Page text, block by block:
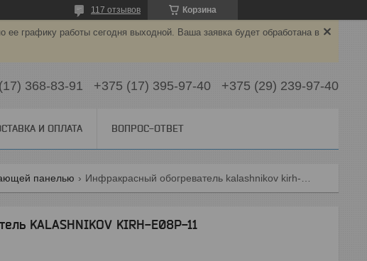
Корзина
117 отзывов
графику работы сегодня выходной. Ваша заявка будет обработана в
368-83-91 +375 (17) 395-97-40 +375 (29) 239-97-40
И ОПЛАТА ВОПРОС-ОТВЕТ
панелью
KALASHNIKOV KIRH-E08P-11